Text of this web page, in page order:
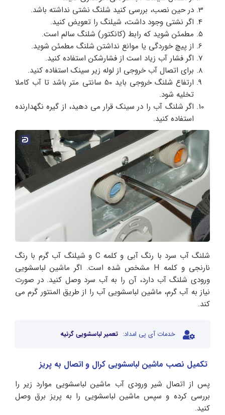
در حین نصب، بررسی کنید شلنگ نشتی نداشته باشد.
اگر نشتی وجود داشت، شیلنگ را تعویض کنید.
مطمئن شوید که رابط (کانکتور) شلنگ سالم است.
از پیچ خوردگی یا موانع نداشتن شلنگ مطمئن شوید.
اگر فشار آب زیاد است از فشارشکن استفاده کنید.
برای اتصال آب خروجی از لوله زیر سینک استفاده کنید.
ارتفاع شلنگ خروجی باید 50 سانتی متر باشد تا آب کاملا
تخلیه شود.
اگر شلنگ آب را در سینک قرار می دهید، از گیره نگهدارنده
استفاده کنید.
شلنگ آب سرد با رنگ آبی و کلمه C و شیلنگ آب گرم با رنگ
نارنجی و کلمه H مشخص شده است. اگر ماشین لباسشویی
ورودی شلنگ آب دارد، آن را به آب سرد وصل کنید. در صورت
نیاز به آب گرم، ماشین لباسشویی آب را از طریق المنتور گرم می
کند.
خدمات آی پی امداد: تعمیر لباسشویی گرنیه
تکمیل نصب ماشین لباسشویی کرال و اتصال به پریز
پس از اتصال شیر ورودی آب ماشین لباسشویی موارد زیر را
بررسی کرده و سپس ماشین لباسشویی را به پریز برق وصل
کنید.